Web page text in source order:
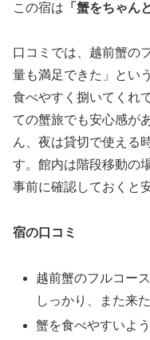
この宿は 「蟹をちゃん
口コミでは、越前蟹の
量も満足できた」とい
食べやすく捌いてくれ
ての蟹旅でも安心感が
ん、夜は貸切で使える
す。館内は階段移動の
事前に確認しておくと
宿の口コミ
越前蟹のフルコー
しっかり、また来
蟹を食べやすいよ